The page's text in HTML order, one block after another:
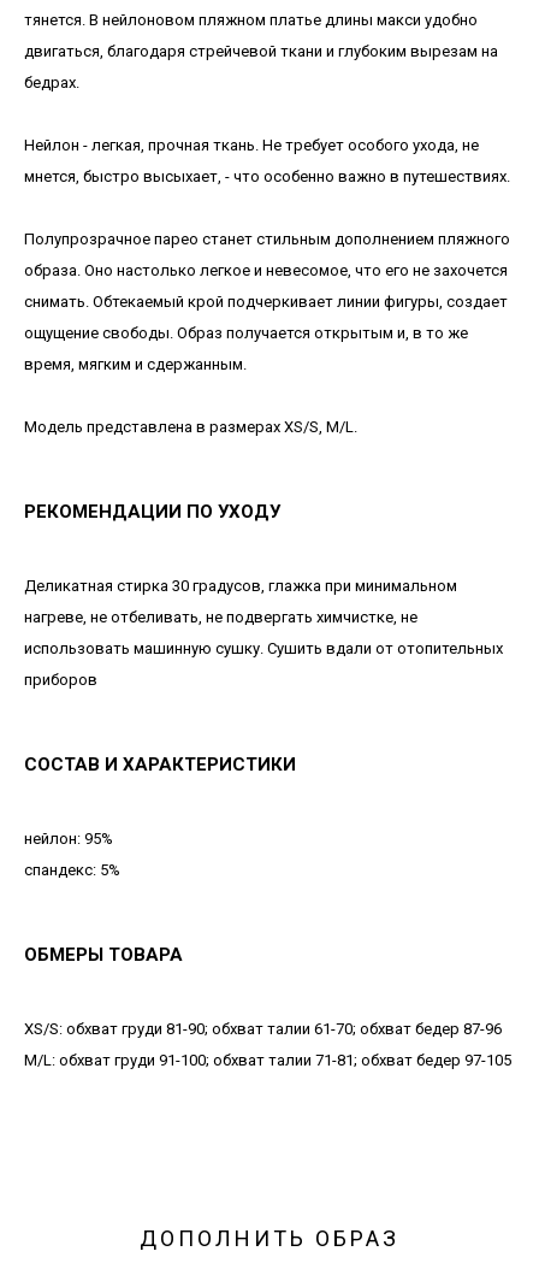
тянется. В нейлоновом пляжном платье длины макси удобно
двигаться, благодаря стрейчевой ткани и глубоким вырезам на
бедрах.
Нейлон - легкая, прочная ткань. Не требует особого ухода, не
мнется, быстро высыхает, - что особенно важно в путешествиях.
Полупрозрачное парео станет стильным дополнением пляжного
образа. Оно настолько легкое и невесомое, что его не захочется
снимать. Обтекаемый крой подчеркивает линии фигуры, создает
ощущение свободы. Образ получается открытым и, в то же
время, мягким и сдержанным.
Модель представлена в размерах XS/S, M/L.
РЕКОМЕНДАЦИИ ПО УХОДУ
Деликатная стирка 30 градусов, глажка при минимальном
нагреве, не отбеливать, не подвергать химчистке, не
использовать машинную сушку. Сушить вдали от отопительных
приборов
СОСТАВ И ХАРАКТЕРИСТИКИ
нейлон: 95%
спандекс: 5%
ОБМЕРЫ ТОВАРА
XS/S: обхват груди 81-90; обхват талии 61-70; обхват бедер 87-96
М/L: обхват груди 91-100; обхват талии 71-81; обхват бедер 97-105
ДОПОЛНИТЬ ОБРАЗ